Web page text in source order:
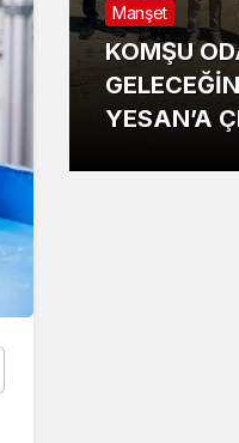
Manşet
KOMŞU
YESAN’A